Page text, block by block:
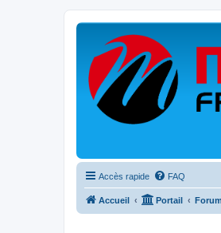
Accès rapide FAQ
Accueil Portail Forum